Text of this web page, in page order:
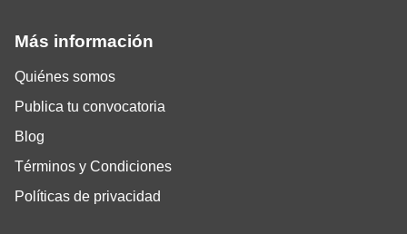
Más información
Quiénes somos
Publica tu convocatoria
Blog
Términos y Condiciones
Políticas de privacidad